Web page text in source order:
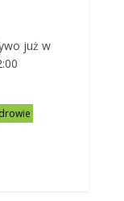
już w